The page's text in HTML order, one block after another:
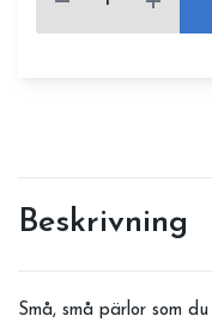
Beskrivning
Små, små pärlor som